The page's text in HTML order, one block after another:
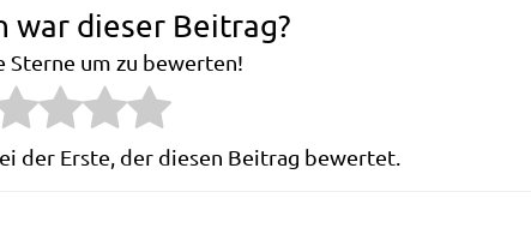
war dieser Beitrag?
Sterne um zu bewerten!
der Erste, der diesen Beitrag bewertet.